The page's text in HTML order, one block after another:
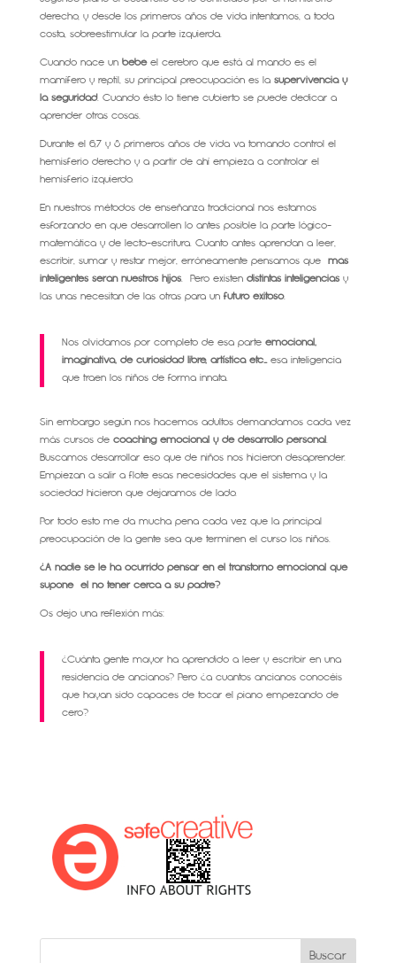
derecho, y desde los primeros años de vida intentamos, a toda
costa, sobreestimular la parte izquierda.
Cuando nace unbebéel cerebro que está al mando es el
mamífero y reptil, su principal preocupación es la supervivencia y
la seguridad. Cuando ésto lo tiene cubierto se puede dedicar a
aprender otras cosas.
Durante el 6,7 y 8 primeros años de vida va tomando control el
hemisferio derecho y a partir de ahí empieza a controlar el
hemisferio izquierdo.
En nuestros métodos de enseñanza tradicional nos estamos
esforzando en que desarrollen lo antes posible la parte lógico-
matemática y de lecto-escritura. Cuanto antes aprendan a leer,
escribir, sumar y restar mejor, erróneamente pensamos que más
inteligentes serán nuestros hijos. Pero existen distintas inteligenciasy
las unas necesitan de las otras para un futuro exitoso.
Nos olvidamos por completo de esa parte emocional,
imaginativa, de curiosidad libre, artística etc…esa inteligencia
que traen los niños de forma innata.
Sin embargo según nos hacemos adultos demandamos cada vez
más cursos decoaching emocional y de desarrollo personal.
Buscamos desarrollar eso que de niños nos hicieron desaprender.
Empiezan a salir a flote esas necesidades que el sistema y la
sociedad hicieron que dejaramos de lado.
Por todo esto me da mucha pena cada vez que la principal
preocupación de la gente sea que terminen el curso los niños.
¿A nadie se le ha ocurrido pensar en el transtorno emocional que
supone el no tener cerca a su padre?
Os dejo una reflexión más:
¿Cuánta gente mayor ha aprendido a leer y escribir en una
residencia de ancianos? Pero ¿a cuantos ancianos conocéis
que hayan sido capaces de tocar el piano empezando de
cero?